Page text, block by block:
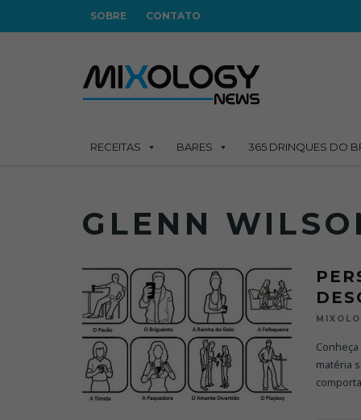
SOBRE CONTATO
RECEITAS BARES 365 DRINQUES DO
GLENN
matéria